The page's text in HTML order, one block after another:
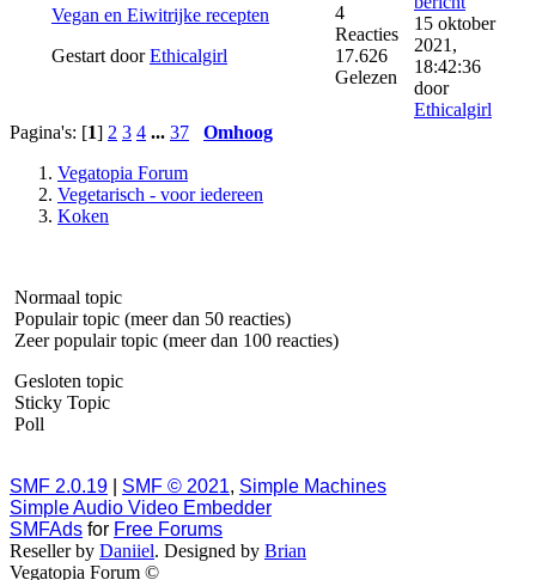
Vegan en Eiwitrijke recepten
Gestart doorEthicalgirl
4
Reacties
17.626
Gelezen
15 oktober
2021,
18:42:36
door
Ethicalgirl
Pagina's: [1] 2 3 4 ... 37
Omhoog
Vegatopia Forum
Vegetarisch - voor iedereen
Koken
Normaal topic
Populair topic (meer dan 50 reacties)
Zeer populair topic (meer dan 100 reacties)
Gesloten topic
Sticky Topic
Poll
SMF 2.0.19 SMF © 2021, Simple Machines
Simple Audio Video Embedder
SMFAds for Free Forums
Reseller by Daniiel. Designed by Brian
Vegatopia Forum ©